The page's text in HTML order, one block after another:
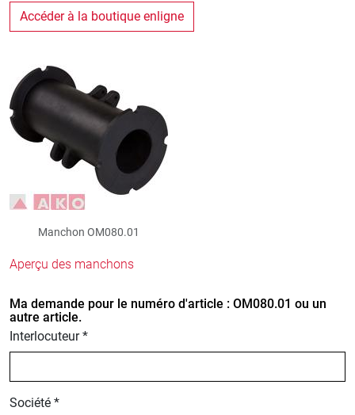
Accéder à la boutique enligne
Manchon OM080.01
Aperçu des manchons
Ma demande pour le numéro d'article : OM080.01 ou un
autre article.
Interlocuteur *
Société *